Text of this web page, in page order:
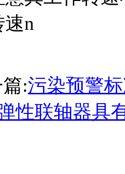
n
:污染预警
性联轴器具